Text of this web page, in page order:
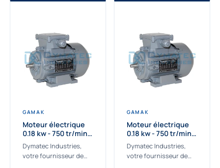
GAMAK
Moteur électrique
0.18 kw - 750 tr/min -
230/400V - IE2
Dymatec Industries,
votre fournisseur de
GAMAK
Moteur électrique
0.18 kw - 750 tr/min -
230/400V - IE3
Dymatec Industries,
votre fournisseur de